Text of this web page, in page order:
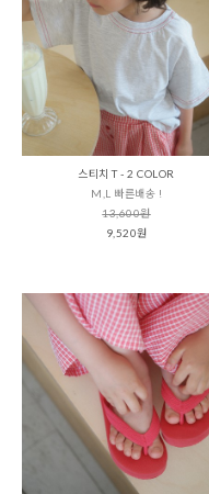
스티치 T - 2 COLOR
M,L 빠른배송 !
13,600원
9,520원